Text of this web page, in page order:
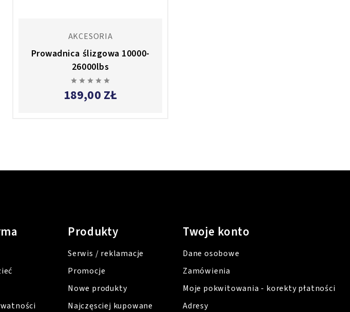
AKCESORIA
Prowadnica ślizgowa 10000-
26000lbs
    
189,00 ZŁ
Produkty
Serwis / reklamacje
Promocje
Nowe produkty
Najczęsciej kupowane
Twoje konto
Dane osobowe
Zamówienia
Moje pokwitowania - korekty płatności
Adresy